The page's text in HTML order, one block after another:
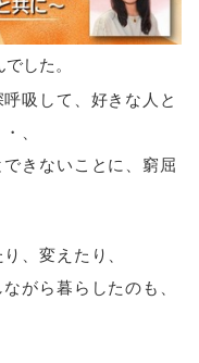
した。
吸して、好きな人と
、
きないことに、窮屈
、変えたり、
がら暮らしたのも、